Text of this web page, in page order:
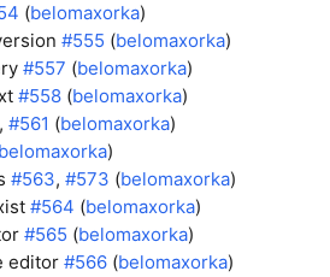
(belomaxorka)
#555 (belomaxorka)
#557 (belomaxorka)
#558 (belomaxorka)
, #561 (belomaxorka)
belomaxorka)
#563, #573 (belomaxorka)
#564 (belomaxorka)
#565 (belomaxorka)
editor #566 (belomaxorka)